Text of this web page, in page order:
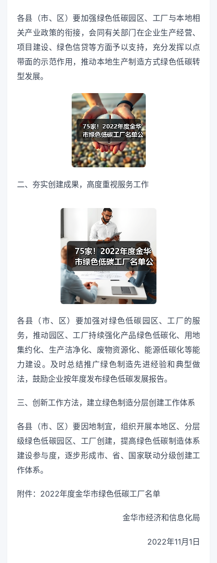
各县（市、区）要加强绿色低碳园区、工厂与本地相
关产业政策的衔接，会同有关部门在企业生产经营、
项目建设、绿色信贷等方面予以支持，充分发挥以点
带面的示范作用，推动本地生产制造方式绿色低碳转
型发展。
二、夯实创建成果，高度重视服务工作
各县（市、区）要加强对绿色低碳园区、工厂的服
务，推动园区、工厂持续强化产品绿色低碳化、用地
集约化、生产洁净化、废物资源化、能源低碳化等能
力建设。及时总结推广绿色制造先进经验和典型做
法，鼓励企业按年度发布绿色低碳发展报告。
三、创新工作方法，建立绿色制造分层创建工作体系
各县（市、区）要因地制宜，组织开展本地区、分层
级绿色低碳园区、工厂创建，提高绿色低碳制造体系
建设参与度，逐步形成市、省、国家联动分级创建工
作体系。
附件：2022年度金华市绿色低碳工厂名单
金华市经济和信息化局
2022年11月1日